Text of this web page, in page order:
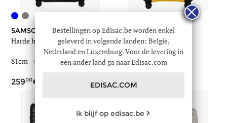
SAMSONITE
Harde harde reiskoffer essens
81cm -4,7 kg 140 liter
25900
SAMSONITE
Harde reiskoffer intuo
69cm -3,1 kg-87 liter
239
Bestellingen op Edisac.be worden enkel
geleverd in volgende landen: België,
Nederland en Luxemburg. Voor de levering in
een ander land ga naar Edisac.com
EDISAC.COM
Ik blijf op edisac.be